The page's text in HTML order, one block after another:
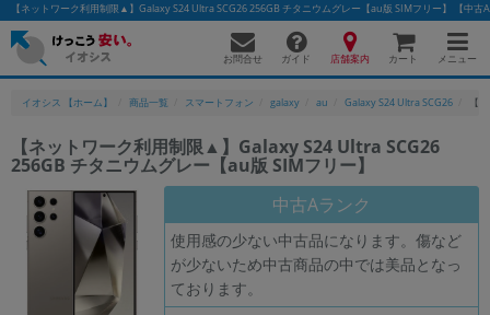
【ネットワーク利用制限▲】Galaxy S24 Ultra SCG26 256GB チタニウムグレー【au版 SIMフリー】 【中
お問合せ ガイド 店舗案内 カート メニュー
イオシス 【ホーム】 商品一覧 スマートフォン galaxy au Galaxy S24 Ultra SCG26 【
【ネットワーク利用制限▲】Galaxy S24 Ultra SCG26
256GB チタニウムグレー【au版 SIMフリー】
中古Aランク
使用感の少ない中古品になります。傷など
が少ないため中古商品の中では美品となっ
ております。
かんたんパソコン検索に切り替える
フリーワード
除外ワード